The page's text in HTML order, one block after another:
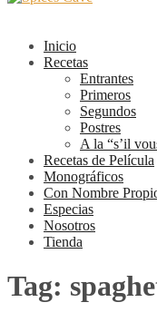
Inicio
Recetas
Entrantes
Primeros
Segundos
Postres
A la “s’il
Recetas de Película
Monográficos
Con Nombre
Especias
Nosotros
Tienda
Tag: